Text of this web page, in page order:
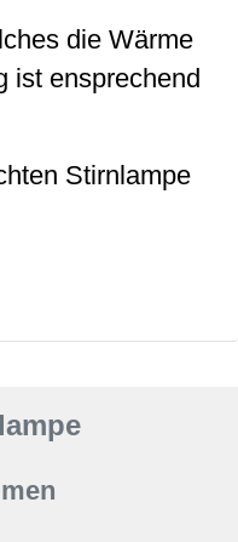
die Wärme
ist ensprechend
Stirnlampe